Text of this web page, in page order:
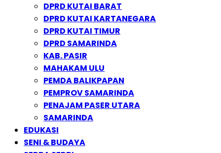
DPRD KUTAI BARAT
DPRD KUTAI KARTANEGARA
DPRD KUTAI TIMUR
DPRD SAMARINDA
KAB. PASIR
MAHAKAM ULU
PEMDA BALIKPAPAN
PEMPROV SAMARINDA
PENAJAM PASER UTARA
SAMARINDA
EDUKASI
SENI & BUDAYA